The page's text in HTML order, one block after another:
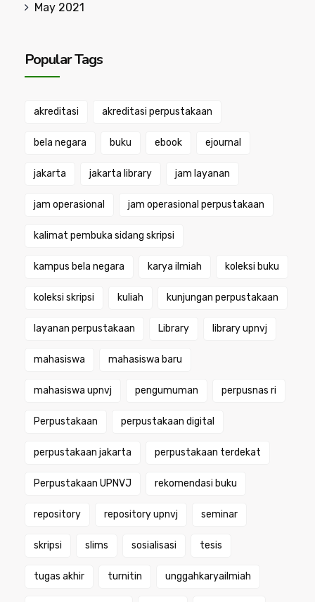
May 2021
Popular Tags
akreditasi akreditasi perpustakaan
bela negara buku ebook ejournal
jakarta jakarta library jam layanan
jam operasional jam operasional perpustakaan
kalimat pembuka sidang skripsi
kampus bela negara karya ilmiah koleksi buku
koleksi skripsi kuliah kunjungan perpustakaan
layanan perpustakaan Library library upnvj
mahasiswa mahasiswa baru
mahasiswa upnvj pengumuman perpusnas ri
Perpustakaan perpustakaan digital
perpustakaan jakarta perpustakaan terdekat
Perpustakaan UPNVJ rekomendasi buku
repository repository upnvj seminar
skripsi slims sosialisasi tesis
tugas akhir turnitin unggahkaryailmiah